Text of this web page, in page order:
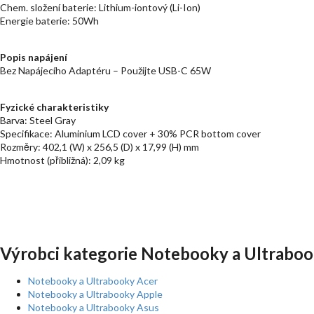
Chem. složení baterie: Lithium-iontový (Li-Ion)
Energie baterie: 50Wh
Popis napájení
Bez Napájecího Adaptéru – Použijte USB-C 65W
Fyzické charakteristiky
Barva: Steel Gray
Specifikace: Aluminium LCD cover + 30% PCR bottom cover
Rozměry: 402,1 (W) x 256,5 (D) x 17,99 (H) mm
Hmotnost (přibližná): 2,09 kg
Výrobci kategorie Notebooky a
Notebooky a Ultrabooky Acer
Notebooky a Ultrabooky Apple
Notebooky a Ultrabooky Asus